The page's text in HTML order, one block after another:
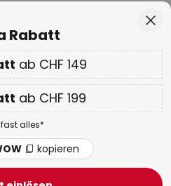
13H 50M 55S
CHF 199 extraauf fast alles
kopieren
Bis zu -70%
Treppenhaus
Rabatt
ab CHF 149
ab CHF 199
alles*
kopieren